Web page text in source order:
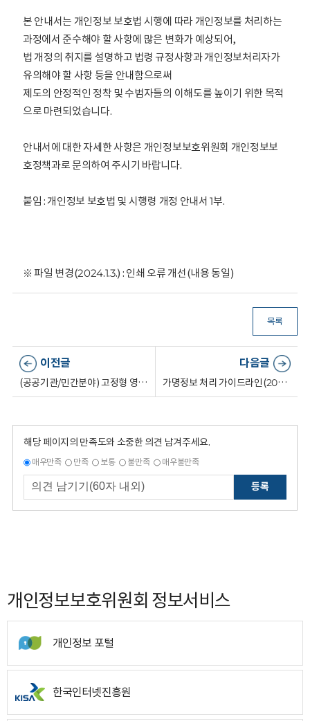
본 안내서는 개인정보 보호법 시행에 따라 개인정보를 처리하는
과정에서 준수해야 할 사항에 많은 변화가 예상되어,
법 개정의 취지를 설명하고 법령 규정사항과 개인정보처리자가
유의해야 할 사항 등을 안내함으로써
제도의 안정적인 정착 및 수범자들의 이해도를 높이기 위한 목적
으로 마련되었습니다.
안내서에 대한 자세한 사항은 개인정보보호위원회 개인정보보
호정책과로 문의하여 주시기 바랍니다.
붙임 : 개인정보 보호법 및 시행령 개정 안내서 1부.
※ 파일 변경(2024.1.3.) : 인쇄 오류 개선(내용 동일)
목록
이전글
(공공기관/민간분야) 고정형 영상정보처리기기(CCTV) 설치운영 가이드라인 (2024.1. 개정)
다음글
가명정보 처리 가이드라인(2024.2.)
해당 페이지의 만족도와 소중한 의견 남겨주세요.
매우만족 만족 보통 불만족 매우불만족
등록
개인정보보호위원회 정보서비스
개인정보 포털
한국인터넷진흥원